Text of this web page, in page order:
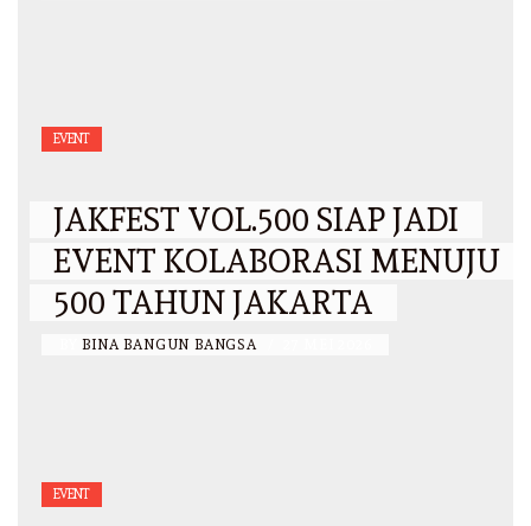
EVENT
JAKFEST VOL.500 SIAP JADI
EVENT KOLABORASI MENUJU
500 TAHUN JAKARTA
BINA BANGUN BANGSA
EVENT